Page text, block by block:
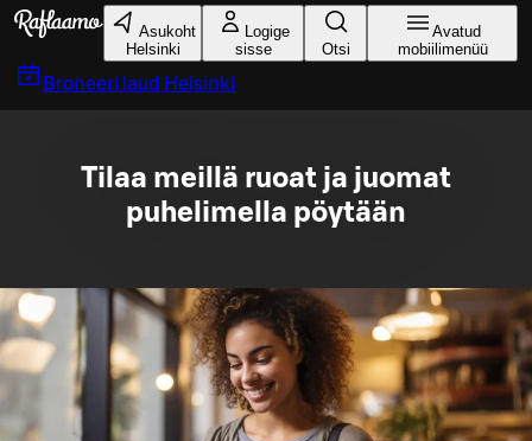
Liigu peamise sisu juurde
Asukoht
Helsinki
Logige
sisse
Otsi
Avatud
mobiilimenüü
Broneeri laud Helsinki
Tilaa meillä ruoat ja juomat
puhelimella pöytään